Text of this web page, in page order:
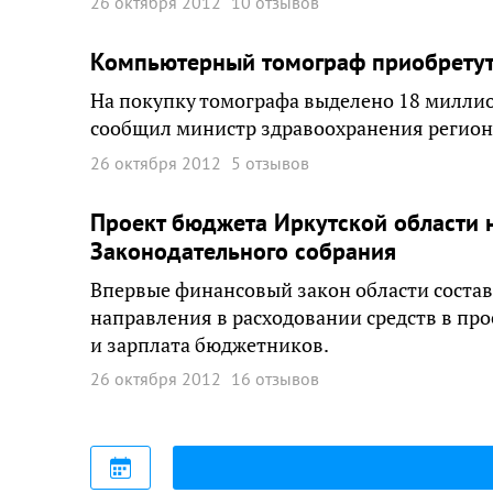
Компьютерный томограф
На покупку томографа выделено 18
сообщил министр здравоохранения
26 октября 2012 5 отзывов
Проект бюджета Иркутской области
Законодательного собрания
Впервые финансовый закон области
направления в расходовании средств в
и зарплата бюджетников.
26 октября 2012 16 отзывов